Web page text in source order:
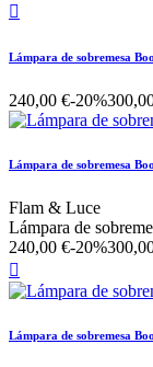

Lámpara de sobremesa
240,00 €-20%
Lámpara de sobremesa
Flam & Luce
Lámpara de
240,00 €-20%

Lámpara de sobremesa